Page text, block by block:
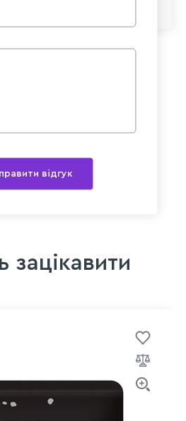
відгук
зацікавити